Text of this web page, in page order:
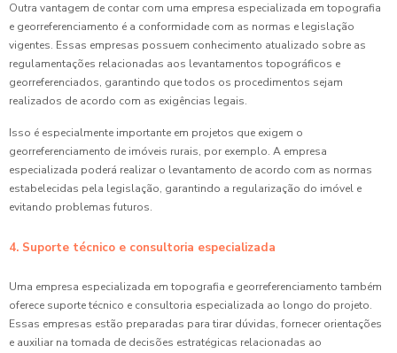
Outra vantagem de contar com uma empresa especializada em topografia
e georreferenciamento é a conformidade com as normas e legislação
vigentes. Essas empresas possuem conhecimento atualizado sobre as
regulamentações relacionadas aos levantamentos topográficos e
georreferenciados, garantindo que todos os procedimentos sejam
realizados de acordo com as exigências legais.
Isso é especialmente importante em projetos que exigem o
georreferenciamento de imóveis rurais, por exemplo. A empresa
especializada poderá realizar o levantamento de acordo com as normas
estabelecidas pela legislação, garantindo a regularização do imóvel e
evitando problemas futuros.
4. Suporte técnico e consultoria especializada
Uma empresa especializada em topografia e georreferenciamento também
oferece suporte técnico e consultoria especializada ao longo do projeto.
Essas empresas estão preparadas para tirar dúvidas, fornecer orientações
e auxiliar na tomada de decisões estratégicas relacionadas ao